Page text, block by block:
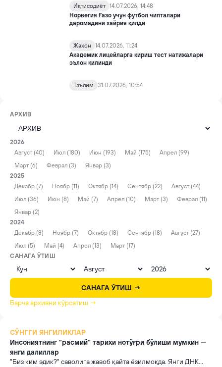
Иқтисодиёт 14.07.2026, 14:48
Норвегия Ғазо учун футбол чипталари
даромадини хайрия қилди
Жаҳон
14.07.2026, 11:24
Академик лицейларга кириш тест натижалари
эълон қилинди
Таълим 31.07.2026, 10:54
АРХИВ
2026
Август (40)
Июл (180) Июн (193) Май (175)
Апрел (99)
Март (6)
Феврал (3)
Январ (3)
2025
Декабр (7)
Ноябр (11) Октябр (14) Сентябр (22)
Август (44)
Июл (36)
Июн (8) Май (7) Апрел (10) Март (3)
Феврал (11)
Январ (2)
2024
Декабр (8)
Ноябр (7) Октябр (18) Сентябр (18)
Август (27)
Июл (5)
Май (4) Апрел (13)
Март (17)
САНАГА ЎТИШ
САНАГА ЎТИШ →
Барча архивни кўрсатиш →
СЎНГГИ ЯНГИЛИКЛАР
Инсониятнинг "расмий" тарихи нотўғри бўлиши мумкин —
янги далиллар
"Биз ким эдик?" саволига жавоб қайта ёзилмоқда. Янги ДНК